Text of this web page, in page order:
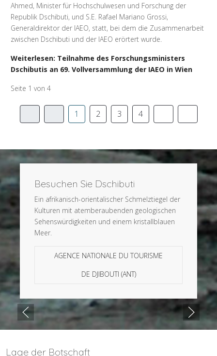
Ahmed, Minister für Hochschulwesen und Forschung der
Republik Dschibuti, und S.E. Rafael Mariano Grossi,
Generaldirektor der IAEO, statt, bei dem die Zusammenarbeit
zwischen Dschibuti und der IAEO erörtert wurde.
Weiterlesen: Teilnahme des Forschungsministers
Dschibutis an 69. Vollversammlung der IAEO in Wien
Seite 1 von 4
1 2 3 4
Besuchen Sie Dschibuti
Ein afrikanisch-orientalischer Schmelztiegel der
Kulturen mit atemberaubenden geologischen
Sehenswürdigkeiten und einem kristallblauen
Meer.
AGENCE NATIONALE DU TOURISME
DE DJIBOUTI (ANT)
Lage der Botschaft